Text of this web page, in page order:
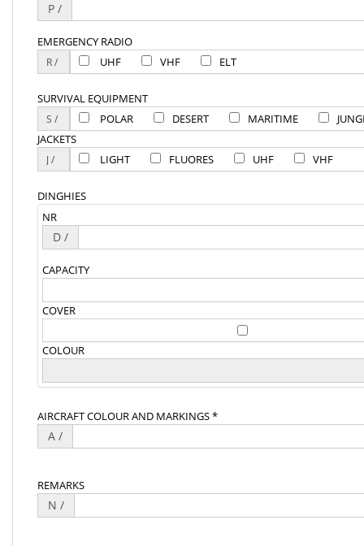
P /
EMERGENCY RADIO
UHF
VHF ELT
SURVIVAL EQUIPMENT
POLAR
DESERT MARITIME
JACKETS
LIGHT
FLUORES UHF VHF
DINGHIES
NR
D /
CAPACITY
COVER
COLOUR
AIRCRAFT COLOUR AND MARKINGS *
A /
REMARKS
N /